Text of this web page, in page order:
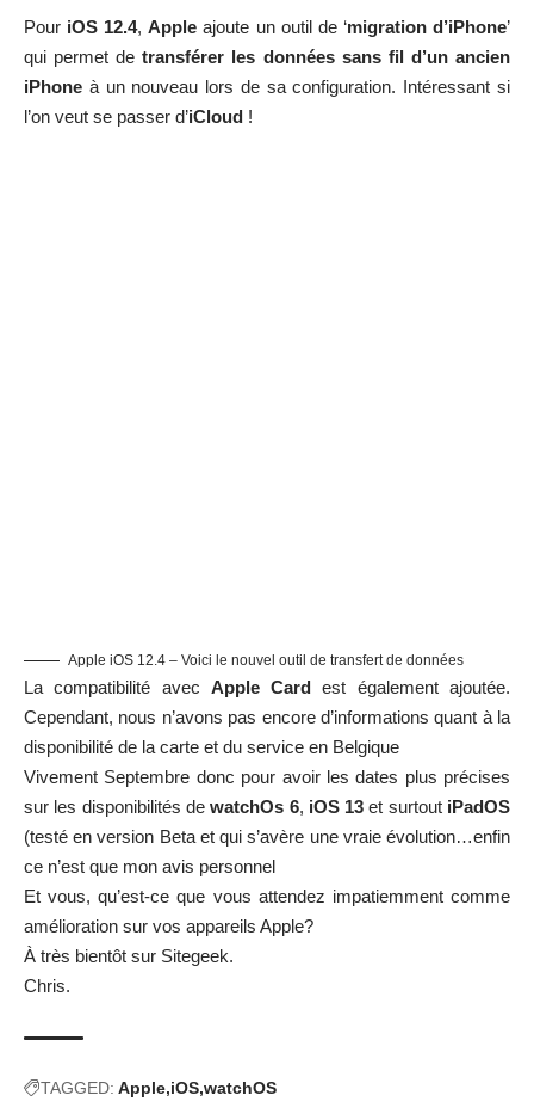
Pour iOS 12.4,Apple ajoute un outil de ‘migration d’iPhone’
qui permet detransférer les données sans fil d’un ancien
iPhone à un nouveau lors de sa configuration. Intéressant si
l’on veut se passer d’iCloud !
Apple iOS 12.4 – Voici le nouvel outil de transfert de données
La compatibilité avec Apple Card est également ajoutée.
Cependant, nous n’avons pas encore d’informations quant à la
disponibilité de la carte et du service en Belgique
Vivement Septembre donc pour avoir les dates plus précises
sur les disponibilités dewatchOs 6, iOS 13 et surtout iPadOS
(testé en version Beta et qui s’avère une vraie évolution…enfin
ce n’est que mon avis personnel
Et vous, qu’est-ce que vous attendez impatiemment comme
amélioration sur vos appareils Apple?
À très bientôt sur Sitegeek.
Chris.
TAGGED: Apple iOS watchOS